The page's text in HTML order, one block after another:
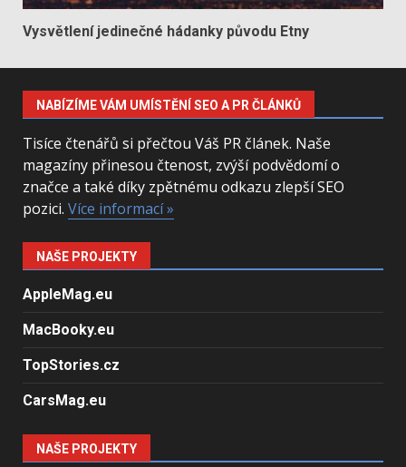
Vysvětlení jedinečné hádanky původu Etny
NABÍZÍME VÁM UMÍSTĚNÍ SEO A PR ČLÁNKŮ
Tisíce čtenářů si přečtou Váš PR článek. Naše
magazíny přinesou čtenost, zvýší podvědomí o
značce a také díky zpětnému odkazu zlepší SEO
pozici. Více informací »
NAŠE PROJEKTY
AppleMag.eu
MacBooky.eu
TopStories.cz
CarsMag.eu
NAŠE PROJEKTY